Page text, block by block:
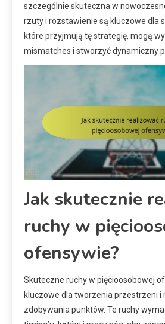
szczególnie skuteczna w
rzuty i rozstawienie są kluczowe dla
które przyjmują tę strategię, mogą
mismatches i stworzyć dynamiczny
Jak skutecznie
ruchy w
ofensywie?
Skuteczne ruchy w pięcioosobowej
kluczowe dla tworzenia przestrzeni i
zdobywania punktów. Te ruchy